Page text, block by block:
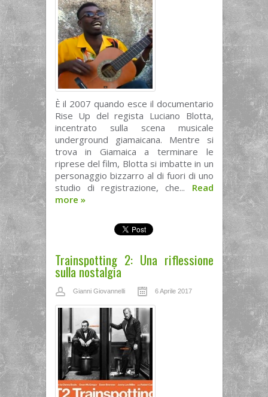
È il 2007 quando esce il documentario
Rise Up del regista Luciano Blotta,
incentrato sulla scena musicale
underground giamaicana. Mentre si
trova in Giamaica a terminare le
riprese del film, Blotta si imbatte in un
personaggio bizzarro al di fuori di uno
studio di registrazione, che... Read
more »
Trainspotting 2: Una riflessione
sulla nostalgia
Gianni Giovannelli 6 Aprile 2017